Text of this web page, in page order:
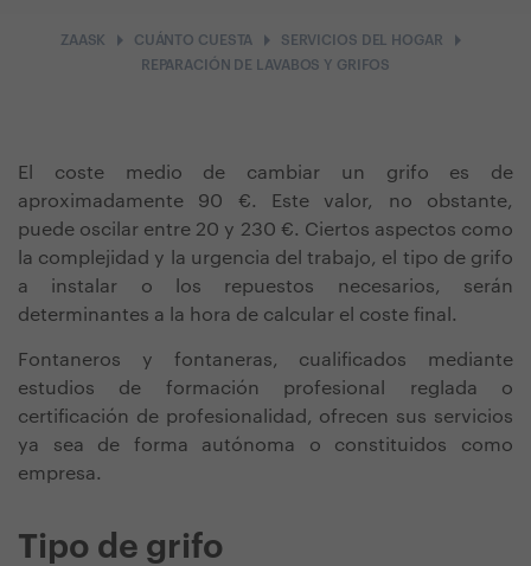
ZAASK arrow_right CUÁNTO CUESTA arrow_right SERVICIOS DEL HOGAR arrow_right
REPARACIÓN DE LAVABOS Y GRIFOS
El coste medio de cambiar un grifo es de
aproximadamente 90 €. Este valor, no obstante,
puede oscilar entre 20 y 230 €. Ciertos aspectos como
la complejidad y la urgencia del trabajo, el tipo de grifo
a instalar o los repuestos necesarios, serán
determinantes a la hora de calcular el coste final.
Fontaneros y fontaneras, cualificados mediante
estudios de formación profesional reglada o
certificación de profesionalidad, ofrecen sus servicios
ya sea de forma autónoma o constituidos como
empresa.
Tipo de grifo